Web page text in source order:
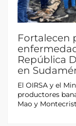
Fortalecen
República
en
El OIRSA y el
productores
Mao y